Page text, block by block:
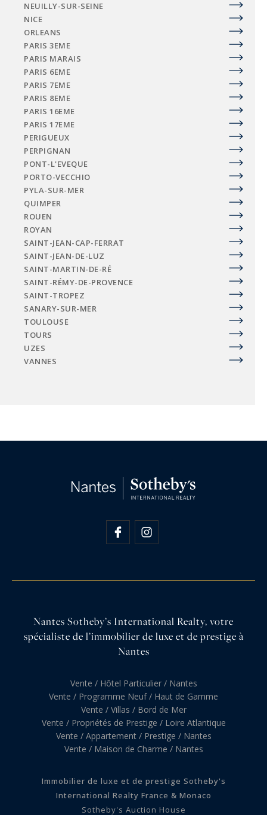
NEUILLY-SUR-SEINE
NICE
ORLEANS
PARIS 3EME
PARIS MARAIS
PARIS 6EME
PARIS 7EME
PARIS 8EME
PARIS 16EME
PARIS 17EME
PERIGUEUX
PERPIGNAN
PONT-L'EVEQUE
PORTO-VECCHIO
PYLA-SUR-MER
QUIMPER
ROUEN
ROYAN
SAINT-JEAN-CAP-FERRAT
SAINT-JEAN-DE-LUZ
SAINT-MARTIN-DE-RÉ
SAINT-RÉMY-DE-PROVENCE
SAINT-TROPEZ
SANARY-SUR-MER
TOULOUSE
TOURS
UZES
VANNES
Nantes Sotheby’s International Realty, votre
spécialiste de l’immobilier de luxe et de prestige à
Nantes
Vente / Hôtel Particulier / Nantes
Vente / Programme Neuf / Haut de Gamme
Vente / Villas / Bord de Mer
Vente / Propriétés de Prestige / Loire Atlantique
Vente / Appartement / Prestige / Nantes
Vente / Maison de Charme / Nantes
Immobilier de luxe et de prestige Sotheby's
International Realty France & Monaco
Sotheby's Auction House